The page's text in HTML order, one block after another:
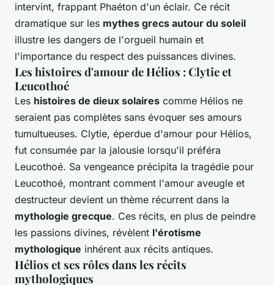
intervint, frappant Phaéton d'un éclair. Ce récit
dramatique sur les mythes grecs autour du soleil
illustre les dangers de l'orgueil humain et
l'importance du respect des puissances divines.
Les histoires d'amour de Hélios : Clytie et
Leucothoé
Les histoires de dieux solaires comme Hélios ne
seraient pas complètes sans évoquer ses amours
tumultueuses. Clytie, éperdue d'amour pour Hélios,
fut consumée par la jalousie lorsqu'il préféra
Leucothoé. Sa vengeance précipita la tragédie pour
Leucothoé, montrant comment l'amour aveugle et
destructeur devient un thème récurrent dans la
mythologie grecque. Ces récits, en plus de peindre
les passions divines, révèlent l'érotisme
mythologique inhérent aux récits antiques.
Hélios et ses rôles dans les récits
mythologiques